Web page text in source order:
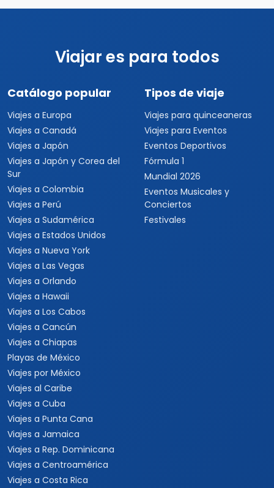
Viajar es para todos
Catálogo popular
Viajes a Europa
Viajes a Canadá
Viajes a Japón
Viajes a Japón y Corea del
Sur
Viajes a Colombia
Viajes a Perú
Viajes a Sudamérica
Viajes a Estados Unidos
Viajes a Nueva York
Viajes a Las Vegas
Viajes a Orlando
Viajes a Hawaii
Viajes a Los Cabos
Viajes a Cancún
Viajes a Chiapas
Playas de México
Viajes por México
Viajes al Caribe
Viajes a Cuba
Viajes a Punta Cana
Viajes a Jamaica
Viajes a Rep. Dominicana
Viajes a Centroamérica
Viajes a Costa Rica
Tipos de viaje
Viajes para quinceaneras
Viajes para Eventos
Eventos Deportivos
Fórmula 1
Mundial 2026
Eventos Musicales y
Conciertos
Festivales